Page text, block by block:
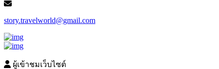
story.travelworld@gmail.com
ผู้เข้าชมเว็บไซต์